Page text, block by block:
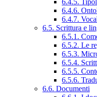
6.4.5.
6.4.6.
6.4.7.
6.5. Scrittura e
6.5.1.
6.5.2. Le
6.5.3.
6.5.4.
6.5.5.
6.5.6.
6.6. Documenti